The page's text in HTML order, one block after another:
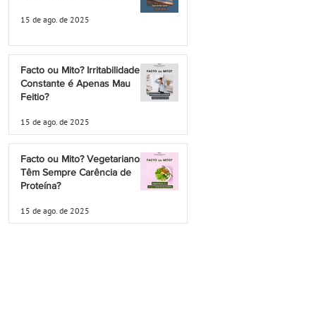
15 de ago. de 2025
Facto ou Mito? Irritabilidade
Constante é Apenas Mau
Feitio?
15 de ago. de 2025
Facto ou Mito? Vegetarianos
Têm Sempre Carência de
Proteína?
15 de ago. de 2025